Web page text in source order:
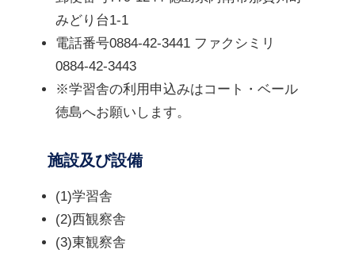
みどり台1-1
電話番号0884-42-3441 ファクシミリ
0884-42-3443
※学習舎の利用申込みはコート・ベール
徳島へお願いします。
施設及び設備
(1)学習舎
(2)西観察舎
(3)東観察舎